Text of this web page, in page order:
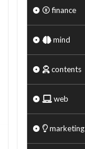
finance
mind
contents
web
marketing